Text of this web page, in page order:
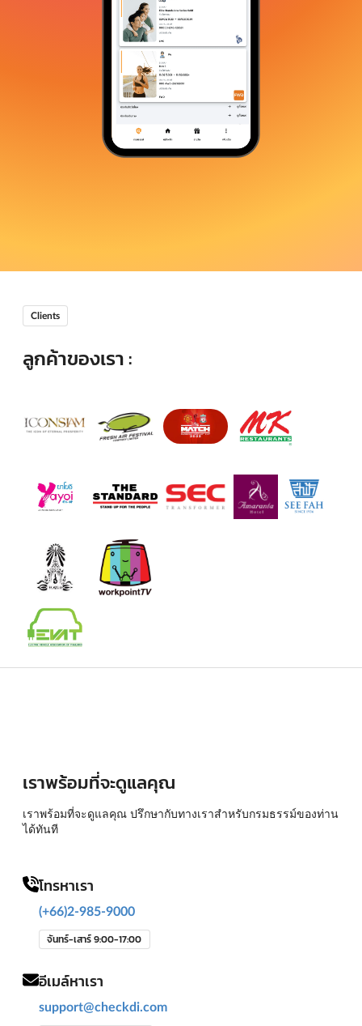
Clients
ลูกค้าของเรา :
เราพร้อมที่จะดูแลคุณ
เราพร้อมที่จะดูแลคุณ ปรึกษากับทางเราสำหรับกรมธรรม์ของท่าน
ได้ทันที
โทรหาเรา
(+66)2-985-9000
จันทร์-เสาร์ 9:00-17:00
อีเมล์หาเรา
support@checkdi.com